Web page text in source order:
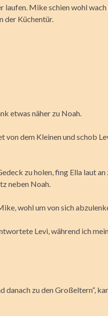
laufen. Mike schien wohl
der Küchentür.
etwas näher zu Noah.
dem Kleinen und schob
zu holen, fing Ella laut an
neben Noah.
wohl um von sich
Levi, während ich
danach zu den Großeltern“,